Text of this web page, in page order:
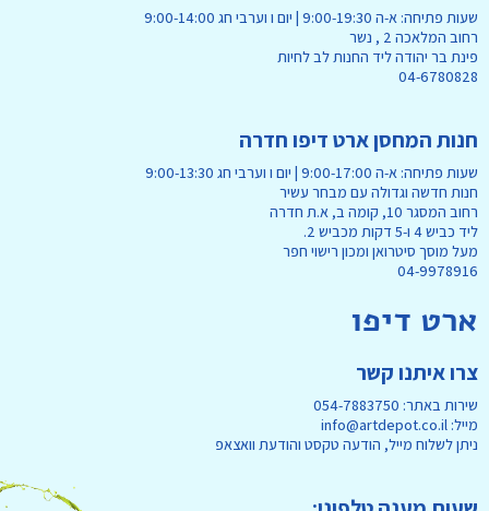
שעות פתיחה: א-ה 9:00-19:30 | יום ו וערבי חג 9:00-14:00
רחוב המלאכה 2 , נשר
פינת בר יהודה ליד החנות לב לחיות
04-6780828
חנות המחסן ארט דיפו חדרה
שעות פתיחה: א-ה 9:00-17:00 | יום ו וערבי חג 9:00-13:30
חנות חדשה וגדולה עם מבחר עשיר
רחוב המסגר 10, קומה ב, א.ת חדרה
ליד כביש 4 ו-5 דקות מכביש 2.
מעל מוסך סיטרואן ומכון רישוי חפר
04-9978916
ארט דיפו
צרו איתנו קשר
שירות באתר: 054-7883750
מייל: info@artdepot.co.il
ניתן לשלוח מייל, הודעה טקסט והודעת וואצאפ